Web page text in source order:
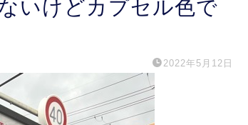
いけどカプセル色で
2022年5月12日